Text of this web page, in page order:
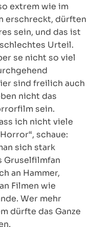
extrem wie im
erschreckt, dürften
sein, und das ist
Urteil.
se nicht so viel
sind freilich auch
nicht das
sein.
ich nicht viele
schaue:
sich stark
Gruselfilmfan
an Hammer,
Filmen wie
Wer mehr
dürfte das Ganze